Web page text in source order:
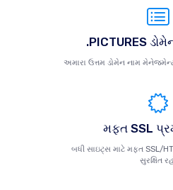
.PICTURES
અમારા ઉત્તમ ડોમેન નામ
મફત SSL
બધી સાઇટ્સ માટે મફત SSL/
સુરક્ષિત